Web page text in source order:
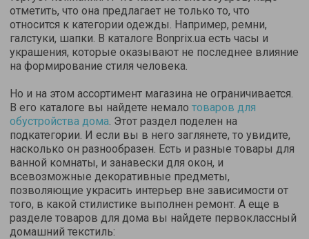
отметить, что она предлагает не только то, что
относится к категории одежды. Например, ремни,
галстуки, шапки. В каталоге Bonprix.ua есть часы и
украшения, которые оказывают не последнее влияние
на формирование стиля человека.
Но и на этом ассортимент магазина не ограничивается.
В его каталоге вы найдете немало товаров для
обустройства дома. Этот раздел поделен на
подкатегории. И если вы в него заглянете, то увидите,
насколько он разнообразен. Есть и разные товары для
ванной комнаты, и занавески для окон, и
всевозможные декоративные предметы,
позволяющие украсить интерьер вне зависимости от
того, в какой стилистике выполнен ремонт. А еще в
разделе товаров для дома вы найдете первоклассный
домашний текстиль: